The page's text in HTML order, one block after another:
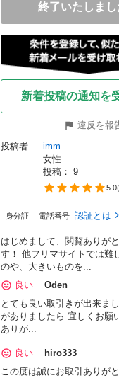
終了いたしまし
新着投稿の通知を
違反を報
投稿者
imm
女性
投稿： 9
5.0(
身分証 電話番号 認証とは
はじめまして、閲覧ありが
す！ 他フリマサイトでは難
のや、大きいものを...
良い
Oden
とても良い取引きが出来ま
がありましたら 宜しくお願
ありが...
良い
hiro333
この度は誠にお取引ありが